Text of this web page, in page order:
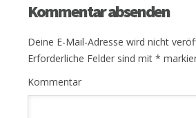
Kommentar absenden
Deine E-Mail-Adresse wird nicht
Erforderliche Felder sind mit *
Kommentar